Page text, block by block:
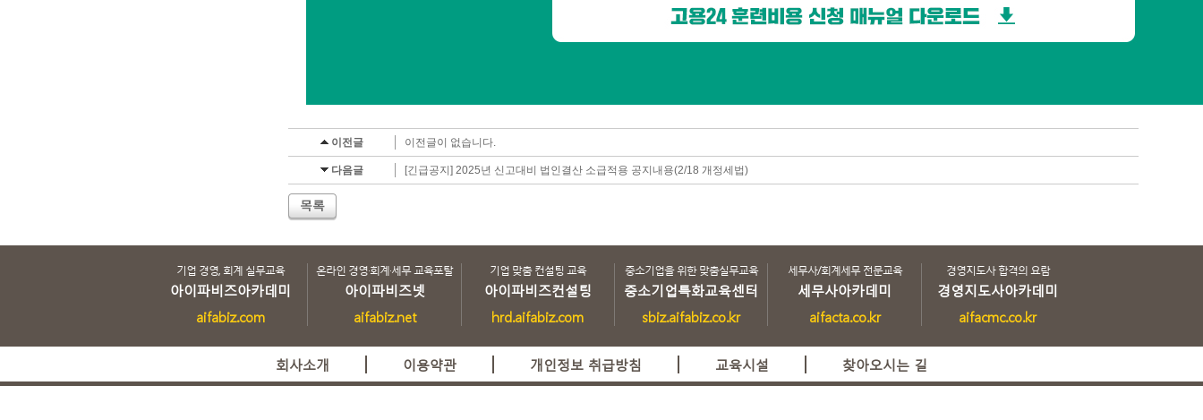
이전글 이전글이 없습니다.
다음글 [긴급공지] 2025년 신고대비 법인결산 소급적용 공지내용(2/18 개정세법)
기업 경영, 회계 실무교육
아이파비즈아카데미
aifabiz.com
온라인 경영·회계·세무 교육포탈
아이파비즈넷
aifabiz.net
기업 맞춤 컨설팅 교육
아이파비즈컨설팅
hrd.aifabiz.com
중소기업을 위한 맞춤실무교육
중소기업특화교육센터
sbiz.aifabiz.co.kr
세무사/회계세무 전문교육
세무사아카데미
aifacta.co.kr
경영지도사 합격의 요람
경영지도사아카데미
aifacmc.co.kr
회사소개 이용약관 개인정보 취급방침 교육시설 찾아오시는 길